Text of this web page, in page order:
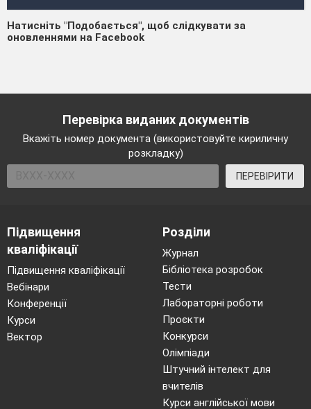
Натисніть "Подобається", щоб слідкувати за
оновленнями на Facebook
Перевірка виданих документів
Вкажіть номер документа (використовуйте кириличну
розкладку)
ПЕРЕВІРИТИ
Підвищення
кваліфікації
Підвищення кваліфікації
Вебінари
Конференції
Курси
Вектор
Розділи
Журнал
Бібліотека розробок
Тести
Лабораторні роботи
Проєкти
Конкурси
Олімпіади
Штучний інтелект для
вчителів
Курси англійської мови